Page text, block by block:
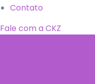
Contato
Fale com a CKZ